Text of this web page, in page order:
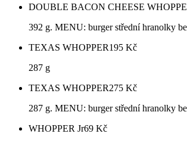
DOUBLE BACON CHEESE
392 g. MENU: burger střední hranolky
TEXAS WHOPPER195 Kč
287 g
TEXAS WHOPPER275 Kč
287 g. MENU: burger střední hranolky
WHOPPER Jr69 Kč